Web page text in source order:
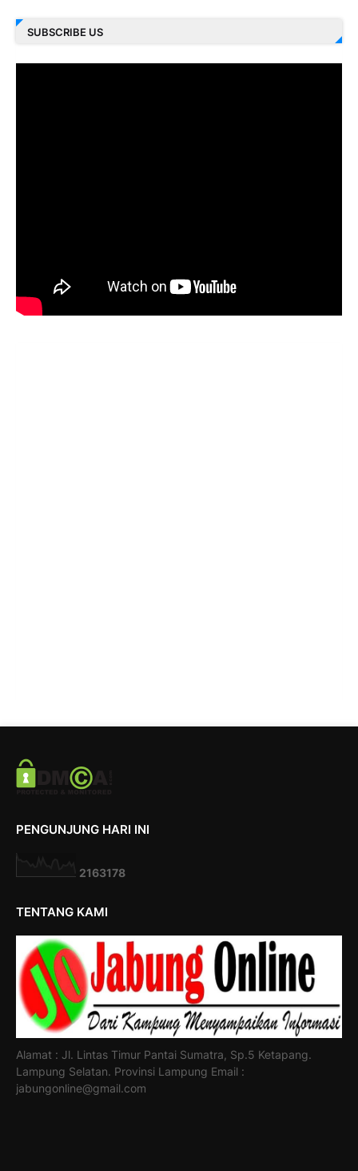
SUBSCRIBE US
PENGUNJUNG HARI INI
2163178
TENTANG KAMI
Alamat : Jl. Lintas Timur Pantai Sumatra, Sp.5 Ketapang.
Lampung Selatan. Provinsi Lampung Email :
jabungonline@gmail.com